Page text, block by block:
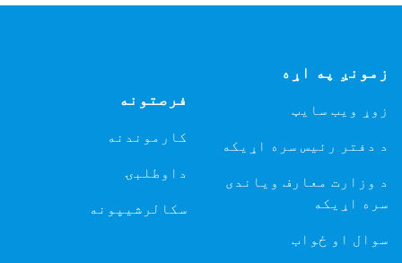
زمونږ په اړه
زوړ ویب سایټ
د دفتر رئیس سره اړیکه
د وزارت معارف ویاندی
سره اړیکه
سوال او ځواب
فرصتونه
کارموندنه
داوطلبۍ
سکالرشیپونه